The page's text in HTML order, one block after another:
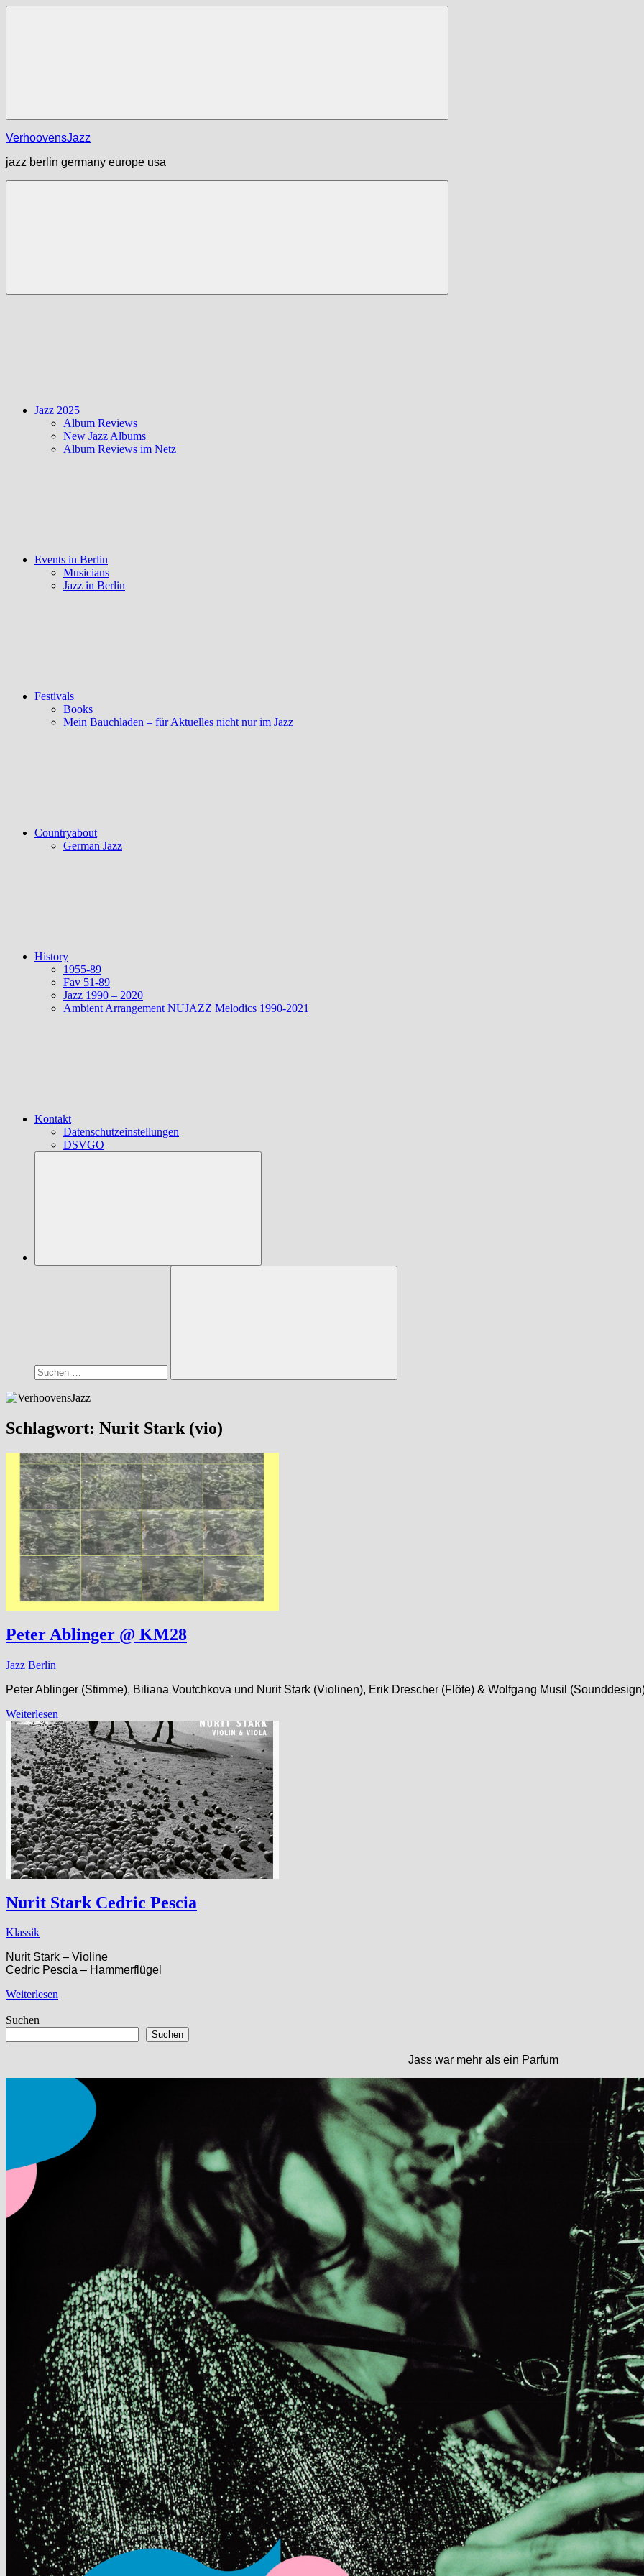
Zum
Menü
VerhoovensJazz
jazz berlin germany europe usa
Menü
Jazz 2025
Album Reviews
New Jazz Albums
Album Reviews im Netz
Events in Berlin
Musicians
Jazz in Berlin
Festivals
Books
Mein Bauchladen – für Aktuelles nicht nur im Jazz
Countryabout
German Jazz
History
1955-89
Fav 51-89
Jazz 1990 – 2020
Ambient Arrangement NUJAZZ Melodics 1990-2021
Kontakt
Datenschutzeinstellungen
DSVGO
Suchen
Schlagwort: Nurit Stark (vio)
Peter Ablinger @ KM28
Jazz Berlin
Peter Ablinger (Stimme), Biliana Voutchkova und Nurit Stark (Violinen), Erik Drescher (Flöte) & Wolfgang Musil
Weiterlesen
Nurit Stark Cedric Pescia
Klassik
Nurit Stark – Violine
Cedric Pescia – Hammerflügel
Weiterlesen
Suchen
Suchen
Jass war mehr als ein Parfum